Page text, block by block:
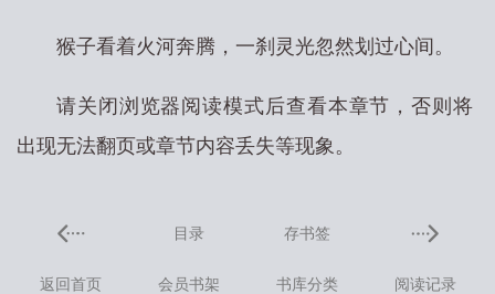
猴子看着火河奔腾，一刹灵光忽然划过心间。
请关闭浏览器阅读模式后查看本章节，否则将
出现无法翻页或章节内容丢失等现象。
目录 存书签
返回首页 会员书架 书库分类 阅读记录